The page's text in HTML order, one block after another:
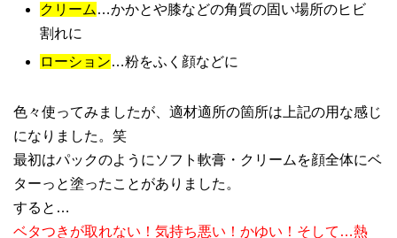
クリーム …かかとや膝などの角質の固い場所のヒビ
割れに
ローション…粉をふく顔などに
色々使ってみましたが、適材適所の箇所は上記の用な感じ
になりました。笑
最初はパックのようにソフト軟膏・クリームを顔全体にベ
ターっと塗ったことがありました。
すると…
ベタつきが取れない！気持ち悪い！かゆい！そして…熱